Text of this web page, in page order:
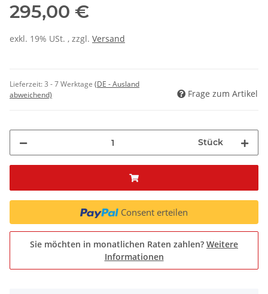
295,00 €
exkl. 19% USt. , zzgl. Versand
Lieferzeit:3 - 7 Werktage (DE - Ausland
abweichend)
Frage zum Artikel
Stück
Consent erteilen
Sie möchten in monatlichen Raten zahlen? Weitere
Informationen